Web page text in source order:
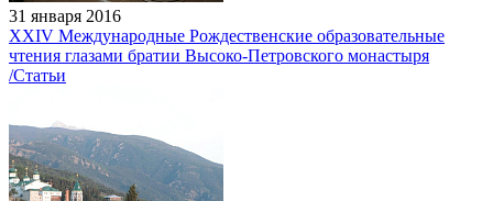
31 января 2016
XXIV Международные Рождественские образовательные
чтения глазами братии Высоко-Петровского монастыря
/Статьи